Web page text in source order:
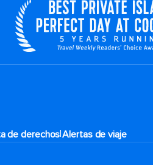
de derechos|Alertas de viaje